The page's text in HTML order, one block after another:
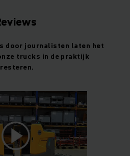
door journalisten laten het
trucks in de praktijk